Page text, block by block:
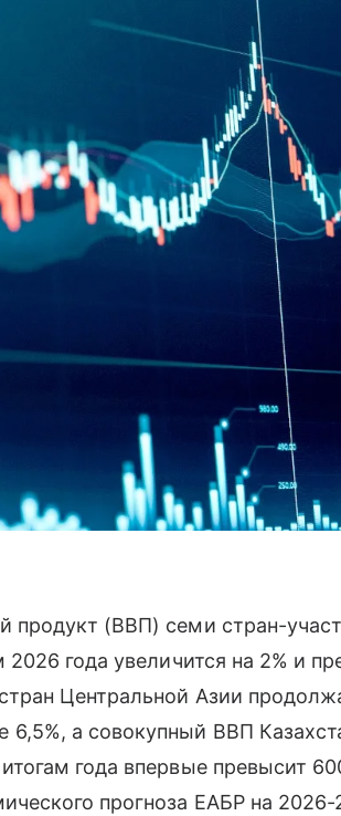
продукт (ВВП) семи стран-
года увеличится на 2% и
Центральной Азии
а совокупный ВВП
года впервые превысит
прогноза ЕАБР на